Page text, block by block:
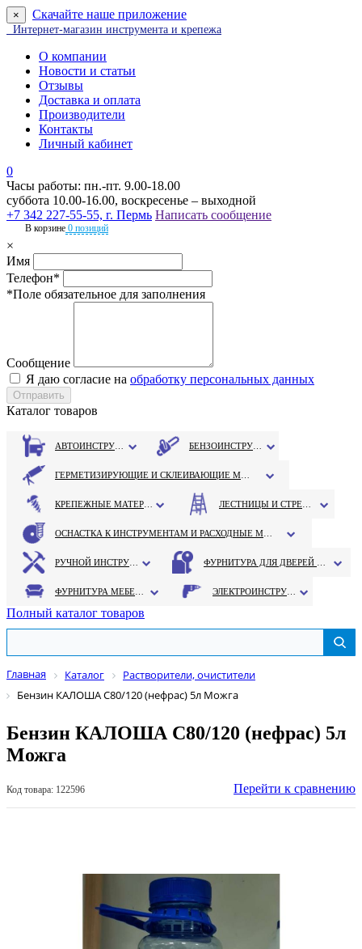
× Скачайте наше приложение
Интернет-магазин инструмента и крепежа
О компании
Новости и статьи
Отзывы
Доставка и оплата
Производители
Контакты
Личный кабинет
0
Часы работы: пн.-пт. 9.00-18.00
суббота 10.00-16.00, воскресенье – выходной
+7 342 227-55-55, г. Пермь Написать сообщение
В корзине 0 позиций
×
Имя
Телефон*
*Поле обязательное для заполнения
Сообщение
Я даю согласие на обработку персональных данных
Каталог товаров
Полный каталог товаров
Главная Каталог
Растворители, очистители
Бензин КАЛОША С80/120 (нефрас) 5л Можга
Бензин КАЛОША С80/120 (нефрас) 5л
Можга
Код товара: 122596 Перейти к сравнению